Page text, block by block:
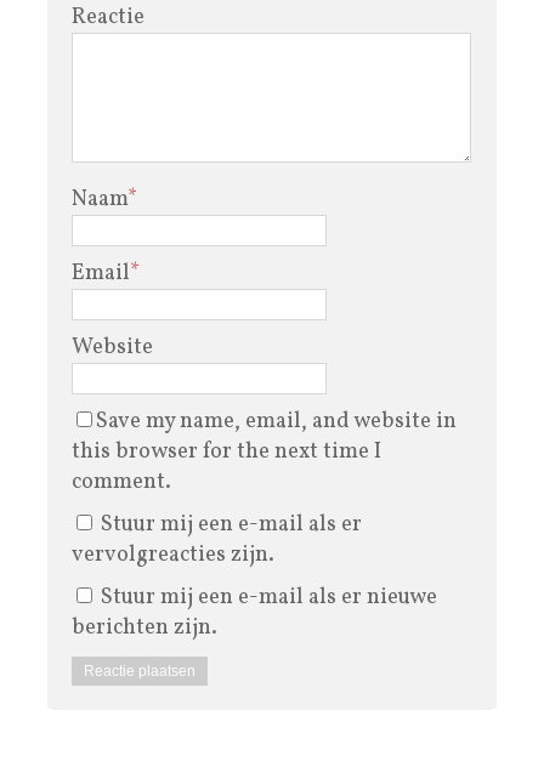
Reactie
Naam*
Email*
Website
Save my name, email, and website in
this browser for the next time I
comment.
Stuur mij een e-mail als er
vervolgreacties zijn.
Stuur mij een e-mail als er nieuwe
berichten zijn.